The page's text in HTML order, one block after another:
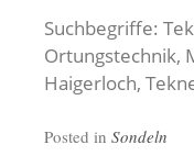
Suchbegriffe:
Ortungstechnik,
Haigerloch,
Posted in Sondeln